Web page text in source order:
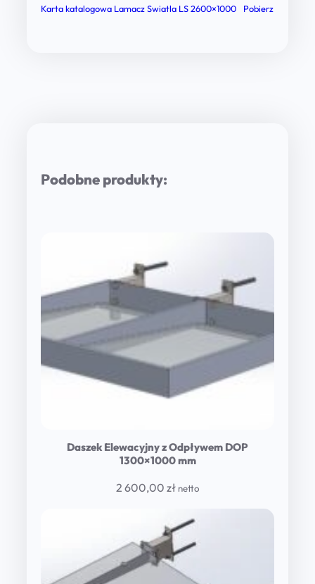
Karta katalogowa Lamacz Swiatla LS 2600×1000 Pobierz
Podobne produkty:
Daszek Elewacyjny z Odpływem DOP
1300×1000 mm
2 600,00 zł netto